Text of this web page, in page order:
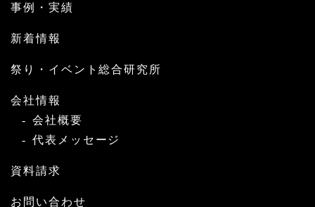
事例・実績
新着情報
祭り・イベント総合研究所
会社情報
会社概要
代表メッセージ
資料請求
お問い合わせ